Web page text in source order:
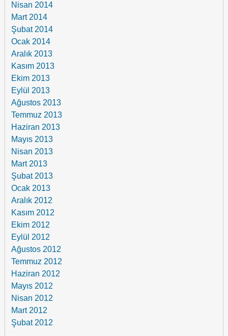
Nisan 2014
Mart 2014
Şubat 2014
Ocak 2014
Aralık 2013
Kasım 2013
Ekim 2013
Eylül 2013
Ağustos 2013
Temmuz 2013
Haziran 2013
Mayıs 2013
Nisan 2013
Mart 2013
Şubat 2013
Ocak 2013
Aralık 2012
Kasım 2012
Ekim 2012
Eylül 2012
Ağustos 2012
Temmuz 2012
Haziran 2012
Mayıs 2012
Nisan 2012
Mart 2012
Şubat 2012